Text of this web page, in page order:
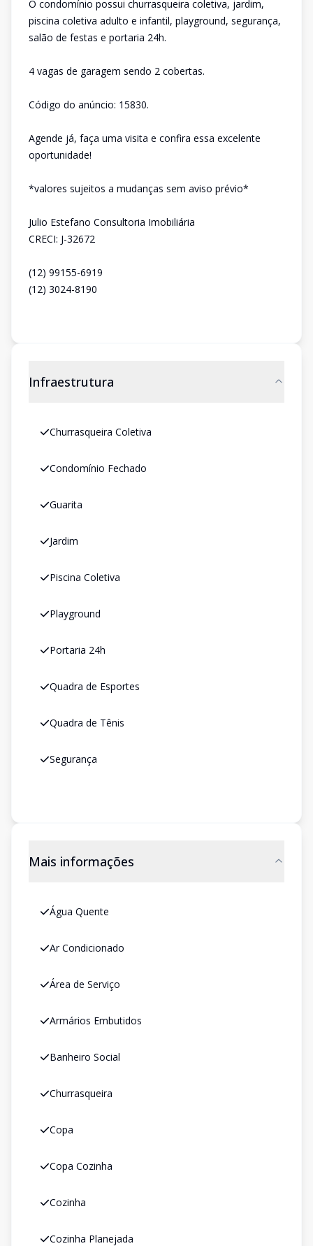
O condomínio possui churrasqueira coletiva, jardim,
piscina coletiva adulto e infantil, playground, segurança,
salão de festas e portaria 24h.
4 vagas de garagem sendo 2 cobertas.
Código do anúncio: 15830.
Agende já, faça uma visita e confira essa excelente
oportunidade!
*valores sujeitos a mudanças sem aviso prévio*
Julio Estefano Consultoria Imobiliária
CRECI: J-32672
(12) 99155-6919
(12) 3024-8190
Infraestrutura
Churrasqueira Coletiva
Condomínio Fechado
Guarita
Jardim
Piscina Coletiva
Playground
Portaria 24h
Quadra de Esportes
Quadra de Tênis
Segurança
Mais informações
Água Quente
Ar Condicionado
Área de Serviço
Armários Embutidos
Banheiro Social
Churrasqueira
Copa
Copa Cozinha
Cozinha
Cozinha Planejada